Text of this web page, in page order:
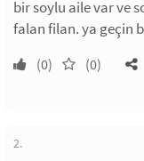
bir soylu aile var ve
falan filan. ya geçin
(0) (0)
2.